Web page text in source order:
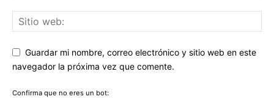
Guardar mi nombre, correo electrónico y sitio web en este
navegador la próxima vez que comente.
Confirma que no eres un bot: